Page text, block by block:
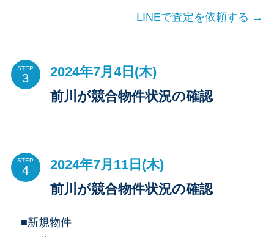
LINEで査定を依頼する →
STEP
2024年7月4日(木)
前川が競合物件状況の確認
STEP
2024年7月11日(木)
前川が競合物件状況の確認
■新規物件